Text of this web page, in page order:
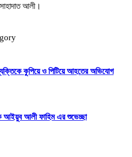
আলী।
কুপিয়ে ও পিটিয়ে আহতের অভিযোগ
আইয়ুব আলী ফাহিম এর শুভেচ্ছা